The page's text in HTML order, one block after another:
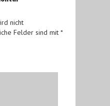
nicht
Felder sind mit *